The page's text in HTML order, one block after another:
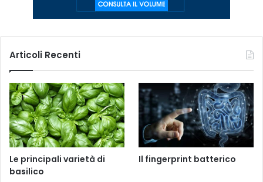
Articoli Recenti
Le principali varietà di
basilico
Il fingerprint batterico